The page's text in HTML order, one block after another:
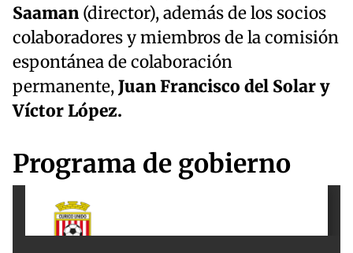
Saaman (director), además de los socios
colaboradores y miembros de la comisión
espontánea de colaboración
permanente,Juan Francisco del Solar y
Víctor López.
Programa de gobierno